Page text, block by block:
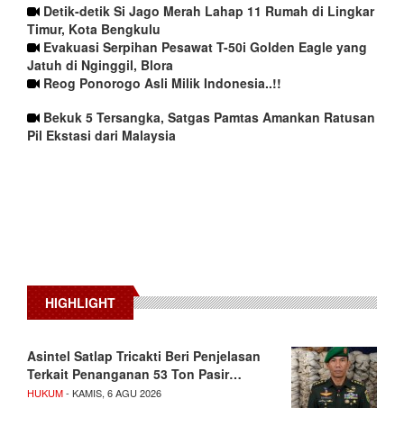
Detik-detik Si Jago Merah Lahap 11 Rumah di Lingkar
Timur, Kota Bengkulu
Evakuasi Serpihan Pesawat T-50i Golden Eagle yang
Jatuh di Nginggil, Blora
Reog Ponorogo Asli Milik Indonesia..!!
Bekuk 5 Tersangka, Satgas Pamtas Amankan Ratusan
Pil Ekstasi dari Malaysia
HIGHLIGHT
Asintel Satlap Tricakti Beri Penjelasan
Terkait Penanganan 53 Ton Pasir…
HUKUM- KAMIS, 6 AGU 2026